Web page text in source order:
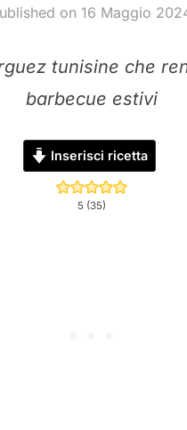
on 16 Maggio
tunisine che
barbecue estivi
Inserisci ricetta
5 (35)